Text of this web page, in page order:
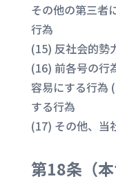
その他の第三者
行為
(15) 反社会的勢
(16) 前各号の行
容易にする行為
する行為
(17) その他、当
第18条（